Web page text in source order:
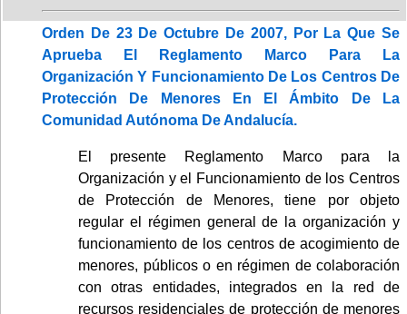
Orden De 23 De Octubre De 2007, Por La Que Se
Aprueba El Reglamento Marco Para La
Organización Y Funcionamiento De Los Centros De
Protección De Menores En El Ámbito De La
Comunidad Autónoma De Andalucía.
El presente Reglamento Marco para la
Organización y el Funcionamiento de los Centros
de Protección de Menores, tiene por objeto
regular el régimen general de la organización y
funcionamiento de los centros de acogimiento de
menores, públicos o en régimen de colaboración
con otras entidades, integrados en la red de
recursos residenciales de protección de menores